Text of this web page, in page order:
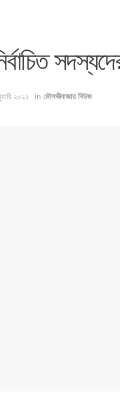
২০২২ in মৌলভীবাজার নিউজ